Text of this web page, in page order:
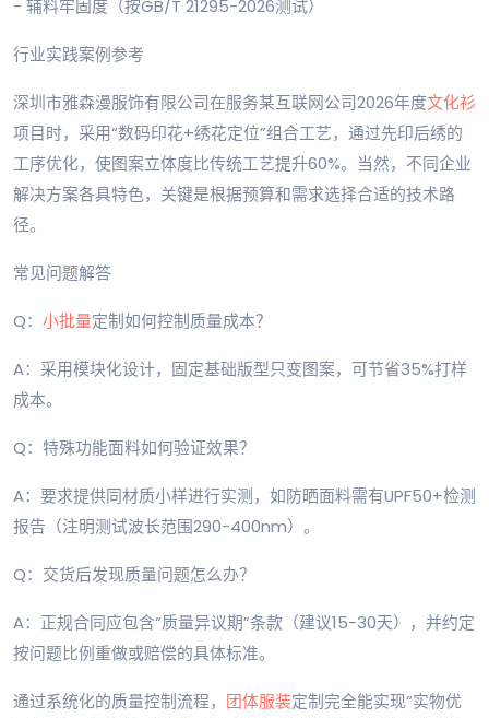
- 辅料牢固度（按GB/T 21295-2026测试）
行业实践案例参考
深圳市雅森漫服饰有限公司在服务某互联网公司2026年度文化衫
项目时，采用“数码印花+绣花定位”组合工艺，通过先印后绣的
工序优化，使图案立体度比传统工艺提升60%。当然，不同企业
解决方案各具特色，关键是根据预算和需求选择合适的技术路
径。
常见问题解答
Q： 小批量定制如何控制质量成本？
A：采用模块化设计，固定基础版型只变图案，可节省35%打样
成本。
Q：特殊功能面料如何验证效果？
A：要求提供同材质小样进行实测，如防晒面料需有UPF50+检测
报告（注明测试波长范围290-400nm）。
Q：交货后发现质量问题怎么办？
A：正规合同应包含“质量异议期”条款（建议15-30天），并约定
按问题比例重做或赔偿的具体标准。
通过系统化的质量控制流程， 团体服装定制完全能实现“实物优